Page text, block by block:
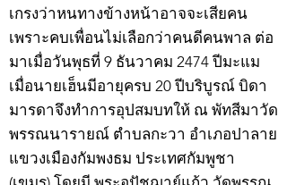
เกรงว่าหนทางข้างหน้าอาจจะเสียคน
เพราะคบเพื่อนไม่เลือกว่าคนดีคนพาล ต่อ
มาเมื่อวันพุธที่ 9 ธันวาคม 2474 ปีมะแม
เมื่อนายเฮ็นมีอายุครบ 20 ปีบริบูรณ์ บิดา
มารดาจึงทำการอุปสมบทให้ ณ พัทสีมาวัด
พรรณนารายณ์ ตำบลกะวา อำเภอปาลาย
แขวงเมืองกัมพงธม ประเทศกัมพูชา